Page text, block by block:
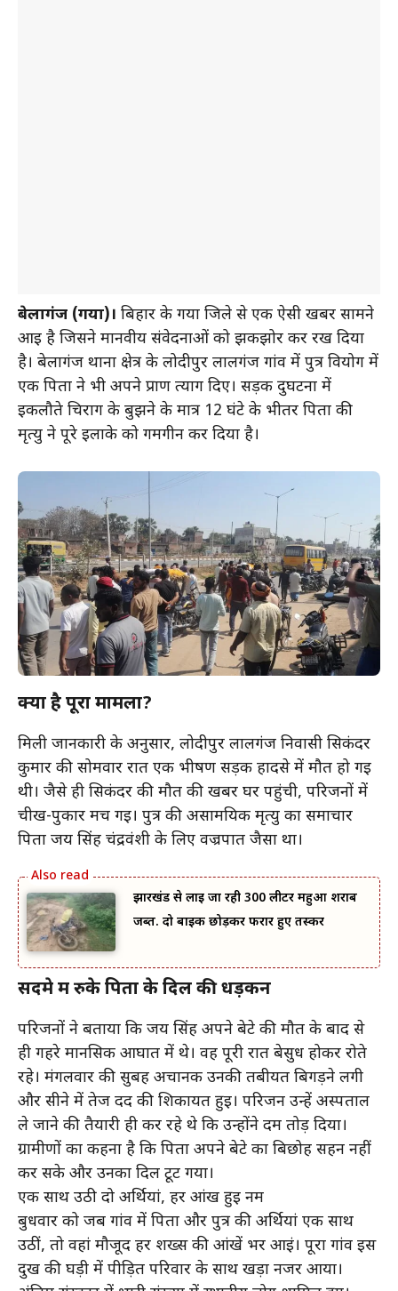
बेलागंज (गया)। बिहार के गया जिले से एक ऐसी खबर सामने
आई है जिसने मानवीय संवेदनाओं को झकझोर कर रख दिया
है। बेलागंज थाना क्षेत्र के लोदीपुर लालगंज गांव में पुत्र वियोग में
एक पिता ने भी अपने प्राण त्याग दिए। सड़क दुर्घटना में
इकलौते चिराग के बुझने के मात्र 12 घंटे के भीतर पिता की
मृत्यु ने पूरे इलाके को गमगीन कर दिया है।
क्या है पूरा मामला?
मिली जानकारी के अनुसार, लोदीपुर लालगंज निवासी सिकंदर
कुमार की सोमवार रात एक भीषण सड़क हादसे में मौत हो गई
थी। जैसे ही सिकंदर की मौत की खबर घर पहुंची, परिजनों में
चीख-पुकार मच गई। पुत्र की असामयिक मृत्यु का समाचार
पिता जय सिंह चंद्रवंशी के लिए वज्रपात जैसा था।
झारखंड से लाई जा रही 300 लीटर महुआ शराब
जब्त. दो बाइक छोड़कर फरार हुए तस्कर
सदमे में रुके पिता के दिल की धड़कन
परिजनों ने बताया कि जय सिंह अपने बेटे की मौत के बाद से
ही गहरे मानसिक आघात में थे। वह पूरी रात बेसुध होकर रोते
रहे। मंगलवार की सुबह अचानक उनकी तबीयत बिगड़ने लगी
और सीने में तेज दर्द की शिकायत हुई। परिजन उन्हें अस्पताल
ले जाने की तैयारी ही कर रहे थे कि उन्होंने दम तोड़ दिया।
ग्रामीणों का कहना है कि पिता अपने बेटे का बिछोह सहन नहीं
कर सके और उनका दिल टूट गया।
एक साथ उठी दो अर्थियां, हर आंख हुई नम
बुधवार को जब गांव में पिता और पुत्र की अर्थियां एक साथ
उठीं, तो वहां मौजूद हर शख्स की आंखें भर आईं। पूरा गांव इस
दुख की घड़ी में पीड़ित परिवार के साथ खड़ा नजर आया।